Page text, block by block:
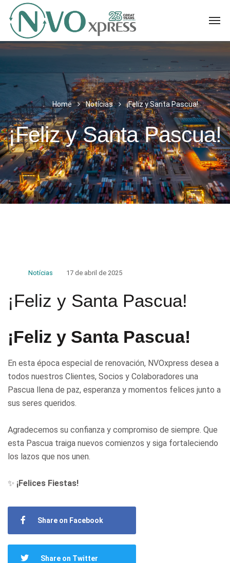
Home Notícias ¡Feliz y Santa Pascua!
¡Feliz y Santa Pascua!
Notícias 17 de abril de 2025
¡Feliz y Santa Pascua!
¡Feliz y Santa Pascua!
En esta época especial de renovación, NVOxpress desea a
todos nuestros Clientes, Socios y Colaboradores una
Pascua llena de paz, esperanza y momentos felices junto a
sus seres queridos.
Agradecemos su confianza y compromiso de siempre. Que
esta Pascua traiga nuevos comienzos y siga fortaleciendo
los lazos que nos unen.
✨ ¡Felices Fiestas!
Share on Facebook
Share on Twitter